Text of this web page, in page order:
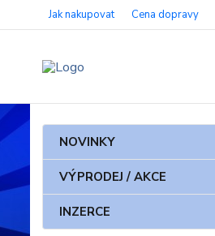
Jak nakupovat Cena dopravy
NOVINKY
VÝPRODEJ / AKCE
INZERCE